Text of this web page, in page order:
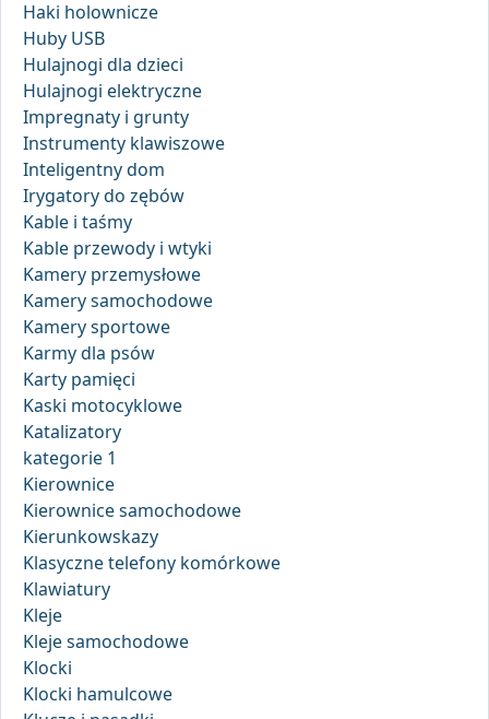
Haki holownicze
Huby USB
Hulajnogi dla dzieci
Hulajnogi elektryczne
Impregnaty i grunty
Instrumenty klawiszowe
Inteligentny dom
Irygatory do zębów
Kable i taśmy
Kable przewody i wtyki
Kamery przemysłowe
Kamery samochodowe
Kamery sportowe
Karmy dla psów
Karty pamięci
Kaski motocyklowe
Katalizatory
kategorie 1
Kierownice
Kierownice samochodowe
Kierunkowskazy
Klasyczne telefony komórkowe
Klawiatury
Kleje
Kleje samochodowe
Klocki
Klocki hamulcowe